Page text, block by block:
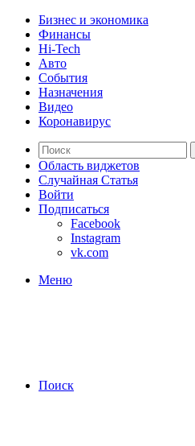
Бизнес и экономика
Финансы
Hi-Tech
Авто
События
Назначения
Видео
Коронавирус
Область виджетов
Случайная Статья
Войти
Подписаться
Facebook
Instagram
vk.com
Меню
Поиск